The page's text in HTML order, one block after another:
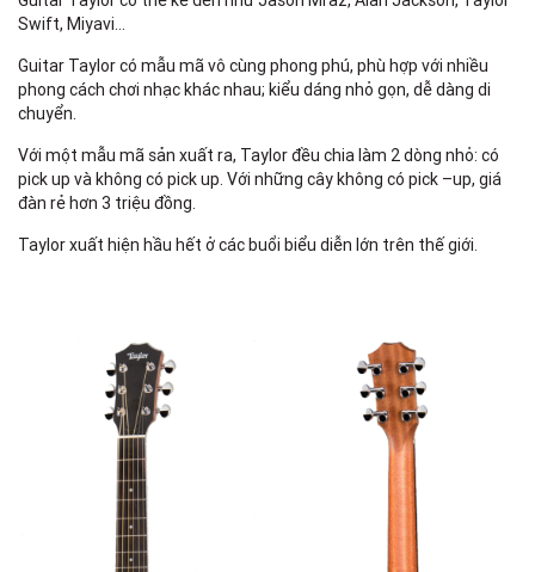
Swift, Miyavi…
Guitar Taylor có mẫu mã vô cùng phong phú, phù hợp với nhiều
phong cách chơi nhạc khác nhau; kiểu dáng nhỏ gọn, dễ dàng di
chuyển.
Với một mẫu mã sản xuất ra, Taylor đều chia làm 2 dòng nhỏ: có
pick up và không có pick up. Với những cây không có pick –up, giá
đàn rẻ hơn 3 triệu đồng.
Taylor xuất hiện hầu hết ở các buổi biểu diễn lớn trên thế giới.